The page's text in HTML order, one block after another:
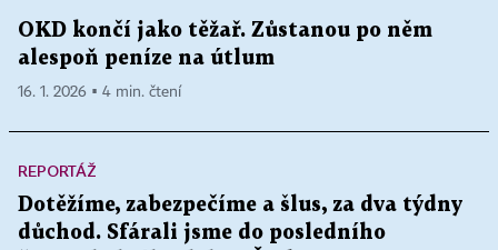
OKD končí jako těžař. Zůstanou po něm
alespoň peníze na útlum
16. 1. 2026 ▪ 4 min. čtení
REPORTÁŽ
Dotěžíme, zabezpečíme a šlus, za dva týdny
důchod. Sfárali jsme do posledního